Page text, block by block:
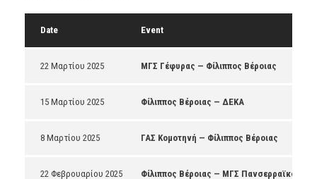
Date Event
22 Μαρτίου 2025 ΜΓΣ Γέφυρας — Φίλιππος Βέροιας
15 Μαρτίου 2025 Φίλιππος Βέροιας — ΔΕΚΑ
8 Μαρτίου 2025 ΓΑΣ Κομοτηνή — Φίλιππος Βέροιας
22 Φεβρουαρίου 2025 Φίλιππος Βέροιας — ΜΓΣ Πανσερραϊκός